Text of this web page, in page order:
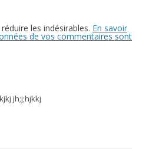
les indésirables. En savoir
de vos commentaires sont
jh;j;hjkkj